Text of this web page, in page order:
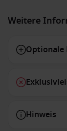
Weitere
Optionale
Hinweis